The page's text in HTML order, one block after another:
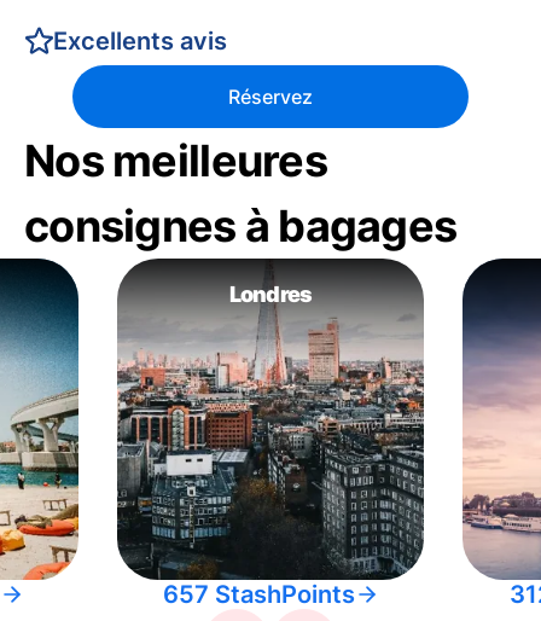
Excellents avis
Réservez
Nos meilleures
consignes à bagages
Londres
657 StashPoints